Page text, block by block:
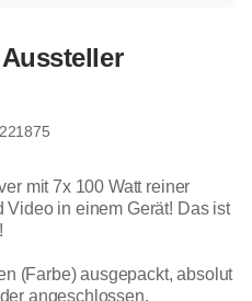
Aussteller
mit 7x 100 Watt reiner
Video in einem Gerät! Das ist
(Farbe) ausgepackt, absolut
angeschlossen.